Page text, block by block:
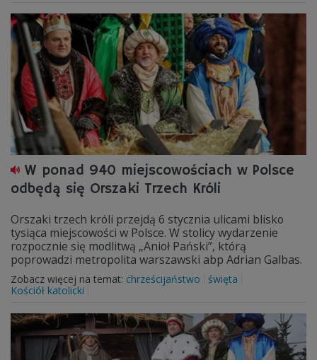
W ponad 940 miejscowościach w Polsce
odbędą się Orszaki Trzech Króli
Orszaki trzech króli przejdą 6 stycznia ulicami blisko
tysiąca miejscowości w Polsce. W stolicy wydarzenie
rozpocznie się modlitwą „Anioł Pański”, którą
poprowadzi metropolita warszawski abp Adrian Galbas.
Zobacz więcej na temat: chrześcijaństwo
święta
Kościół katolicki